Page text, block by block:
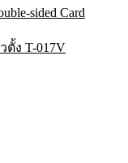
sided Card
ง T-017V